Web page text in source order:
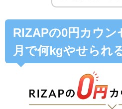
RIZAPの0円カウン
月で何kgやせられ